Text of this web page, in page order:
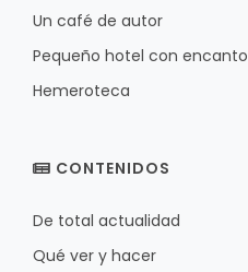
Un café de autor
Pequeño hotel con encanto
Hemeroteca
CONTENIDOS
De total actualidad
Qué ver y hacer